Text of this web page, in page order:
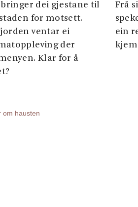
dei gjestane til
for motsett.
ventar ei
der
Klar for å
Frå
ein